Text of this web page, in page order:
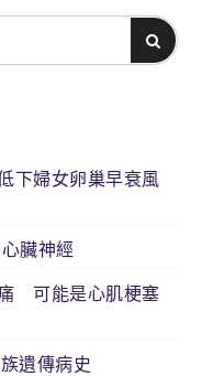
Search
下婦女卵巢早衰風
臟神經
可能是心肌梗塞
遺傳病史